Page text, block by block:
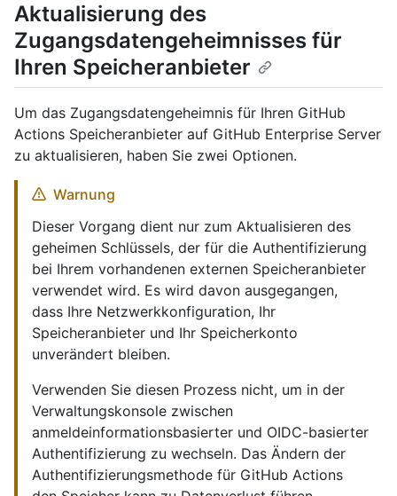
Aktualisierung des
Zugangsdatengeheimnisses für
Ihren Speicheranbieter
Um das Zugangsdatengeheimnis für Ihren GitHub
Actions Speicheranbieter auf GitHub Enterprise Server
zu aktualisieren, haben Sie zwei Optionen.
Warnung
Dieser Vorgang dient nur zum Aktualisieren des
geheimen Schlüssels, der für die Authentifizierung
bei Ihrem vorhandenen externen Speicheranbieter
verwendet wird. Es wird davon ausgegangen,
dass Ihre Netzwerkkonfiguration, Ihr
Speicheranbieter und Ihr Speicherkonto
unverändert bleiben.
Verwenden Sie diesen Prozess nicht, um in der
Verwaltungskonsole zwischen
anmeldeinformationsbasierter und OIDC-basierter
Authentifizierung zu wechseln. Das Ändern der
Authentifizierungsmethode für GitHub Actions